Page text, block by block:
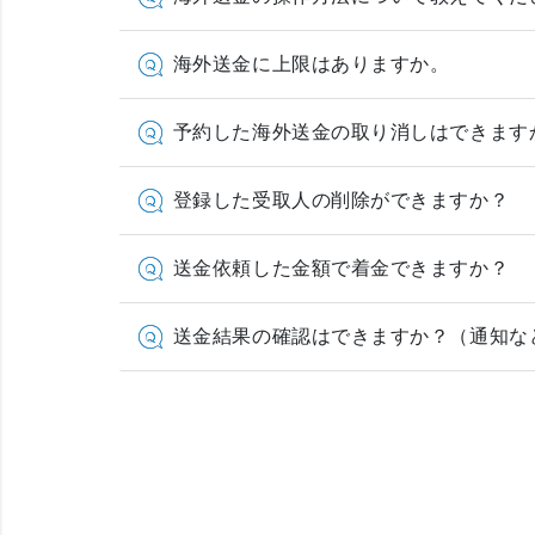
海外送金に上限はありますか。
予約した海外送金の取り消しはできます
登録した受取人の削除ができますか？
送金依頼した金額で着金できますか？
送金結果の確認はできますか？（通知な